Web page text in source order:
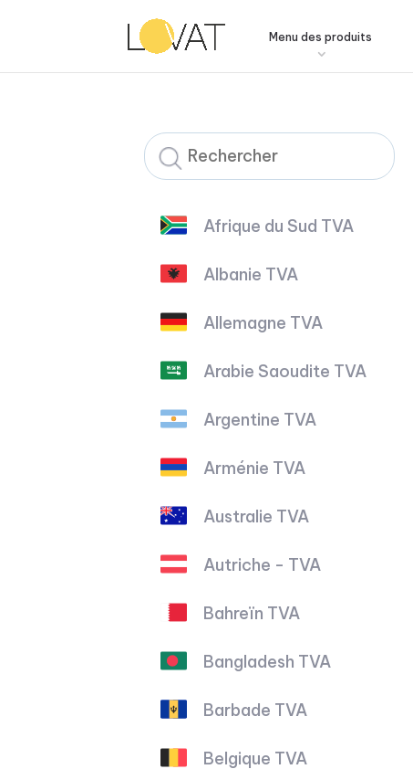
Menu des produits
Afrique du Sud TVA
Albanie TVA
Allemagne TVA
Arabie Saoudite TVA
Argentine TVA
Arménie TVA
Australie TVA
Autriche - TVA
Bahreïn TVA
Bangladesh TVA
Barbade TVA
Belgique TVA